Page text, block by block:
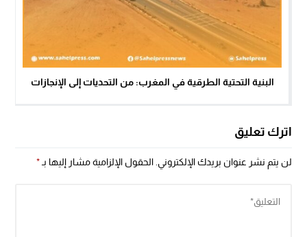
البنية التحتية الطرقية في المغرب: من التحديات إلى الإنجازات
اترك تعليق
لن يتم نشر عنوان بريدك الإلكتروني. الحقول الإلزامية مشار إليها بـ*